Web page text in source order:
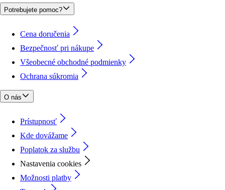
Potrebujete pomoc?
Cena doručenia
Bezpečnosť pri nákupe
Všeobecné obchodné podmienky
Ochrana súkromia
O nás
Prístupnosť
Kde dovážame
Poplatok za službu
Nastavenia cookies
Možnosti platby